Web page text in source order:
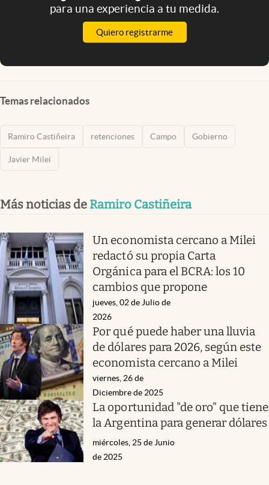
para una experiencia a tu medida.
Quiero registrarme
Temas relacionados
Ramiro Castiñeira retenciones Campo Gobierno
Javier Milei
Más noticias de Ramiro Castiñeira
Un economista cercano a Milei
redactó su propia Carta
Orgánica para el BCRA: los 10
cambios que propone
jueves, 02 de Julio de
2026
Por qué puede haber una lluvia
de dólares para 2026, según este
economista cercano a Milei
viernes, 26 de
Diciembre de 2025
La oportunidad "de oro" que tiene
la Argentina para generar dólares
miércoles, 25 de Junio
de 2025